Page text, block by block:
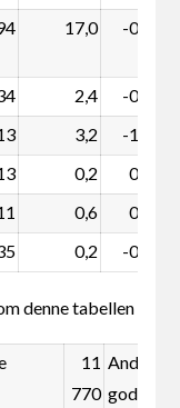
17,0 -0,6
2,4 -0,3
3,2 -1,8
0,2 0,1
0,6 0,1
0,2 -0,3
denne tabellen
11
770
Andel